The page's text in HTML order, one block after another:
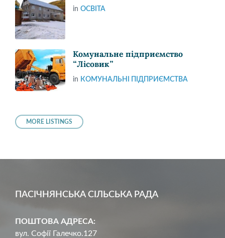
in ОСВІТА
Комунальне підприємство
“Лісовик”
in КОМУНАЛЬНІ ПІДПРИЄМСТВА
MORE LISTINGS
ПАСІЧНЯНСЬКА СІЛЬСЬКА РАДА
ПОШТОВА АДРЕСА:
вул. Софії Галечко.127